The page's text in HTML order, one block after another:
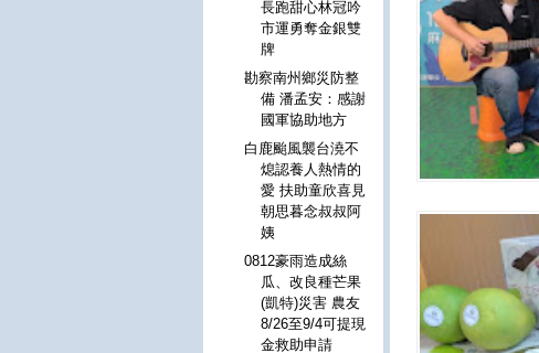
長跑甜心林冠吟
市運勇奪金銀雙
牌
勘察南州鄉災防整
備 潘孟安：感謝
國軍協助地方
白鹿颱風襲台澆不
熄認養人熱情的
愛 扶助童欣喜見
朝思暮念叔叔阿
姨
0812豪雨造成絲
瓜、改良種芒果
(凱特)災害 農友
8/26至9/4可提現
金救助申請